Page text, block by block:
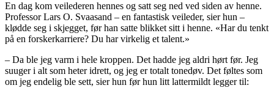
En dag kom veilederen hennes og satt seg ned ved siden av henne.
Professor Lars O. Svaasand – en fantastisk veileder, sier hun –
klødde seg i skjegget, før han satte blikket sitt i henne. «Har du tenkt
på en forskerkarriere? Du har virkelig et talent.»
– Da ble jeg varm i hele kroppen. Det hadde jeg aldri hørt før. Jeg
suuger i alt som heter idrett, og jeg er totalt tonedøv. Det føltes som
om jeg endelig ble sett, sier hun før hun litt lattermildt legger til: